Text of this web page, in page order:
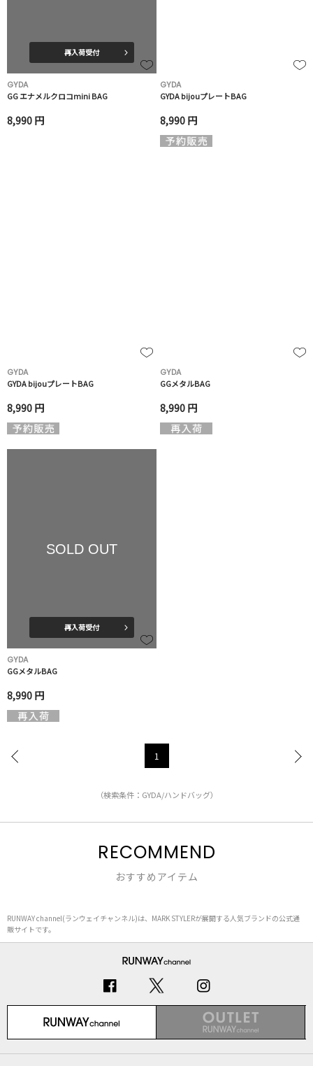
再入荷受付
GYDA
GG エナメルクロコmini BAG
8,990 円
GYDA
GYDA bijouプレートBAG
8,990 円
GYDA
GYDA bijouプレートBAG
8,990 円
GYDA
GGメタルBAG
8,990 円
SOLD OUT
再入荷受付
GYDA
GGメタルBAG
8,990 円
1
（検索条件：GYDA/ハンドバッグ）
RECOMMEND
おすすめアイテム
RUNWAY channel(ランウェイチャンネル)は、MARK STYLERが展開する人気ブランドの公式通
販サイトです。